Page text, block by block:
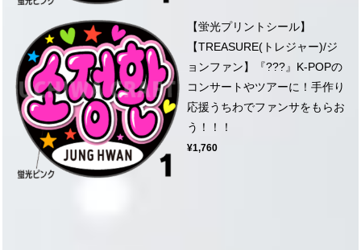
【蛍光プリントシール】
【TREASURE(トレジャー)/ジ
ョンファン】『???』K-POPの
コンサートやツアーに！手作り
応援うちわでファンサをもらお
う！！！
¥1,760